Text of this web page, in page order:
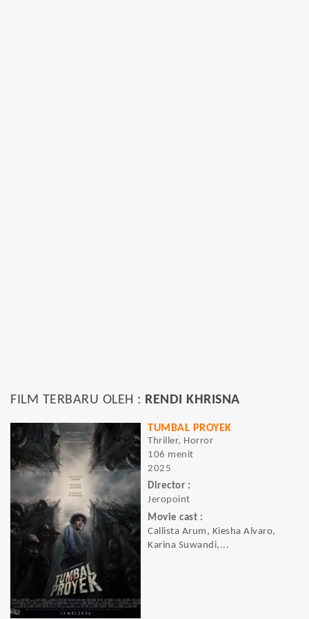
FILM TERBARU OLEH : RENDI KHRISNA
TUMBAL PROYEK
Thriller, Horror
106 menit
2025
Director :
Jeropoint
Movie cast :
Callista Arum, Kiesha Alvaro,
Karina Suwandi,...